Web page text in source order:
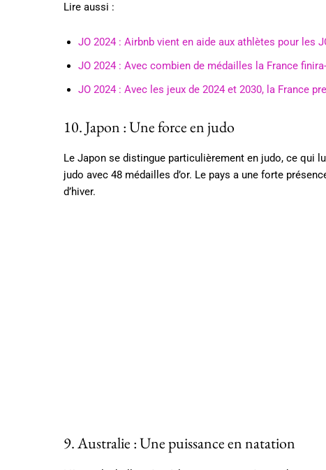
Lire aussi :
JO 2024 : Airbnb vient en aide aux athlètes pour les
JO 2024 : Avec combien de médailles la France
JO 2024 : Avec les jeux de 2024 et 2030, la France
10. Japon : Une force en judo
Le Japon se distingue particulièrement en judo, ce qui
judo avec 48 médailles d’or. Le pays a une forte
d’hiver.
9. Australie : Une puissance en natation